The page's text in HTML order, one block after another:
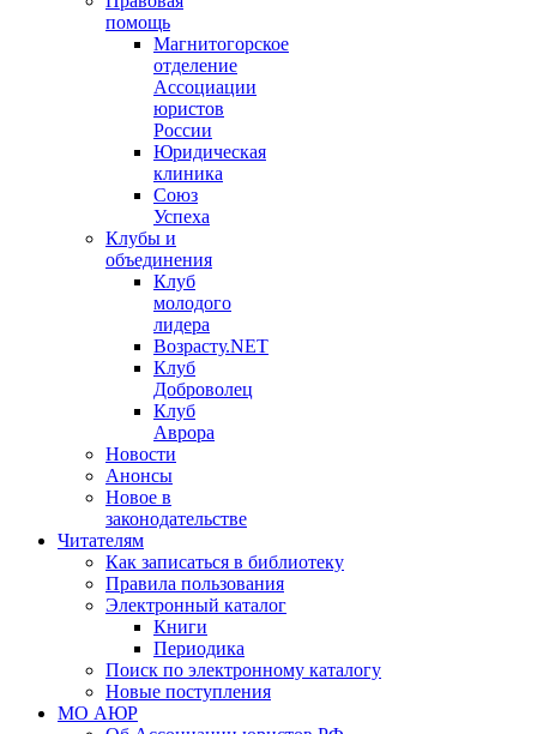
помощь
Магнитогорское
отделение
Ассоциации
юристов
России
Юридическая
клиника
Союз
Успеха
Клубы и
объединения
Клуб
молодого
лидера
Возрасту.NET
Клуб
Доброволец
Клуб
Аврора
Новости
Анонсы
Новое в
законодательстве
Читателям
Как записаться в библиотеку
Правила пользования
Электронный каталог
Книги
Периодика
Поиск по электронному каталогу
Новые поступления
МО АЮР